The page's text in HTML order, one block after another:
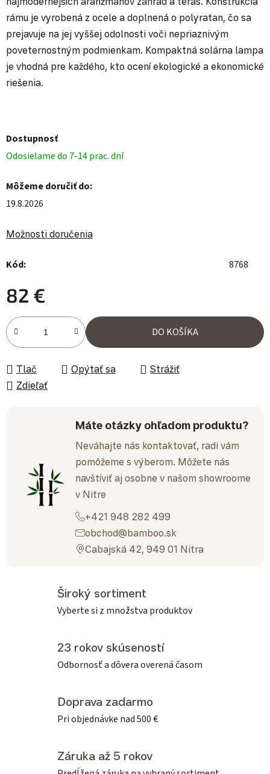
rámu je vyrobená z ocele a doplnená o polyratan, čo sa
prejavuje na jej vyššej odolnosti voči nepriaznivým
poveternostným podmienkam. Kompaktná solárna lampa
je vhodná pre každého, kto ocení ekologické a ekonomické
riešenia.
Dostupnosť
Odosielame do 7-14 prac. dní
Môžeme doručiť do:
19.8.2026
Možnosti doručenia
Kód: 8768
82 €
Jednotková cena:
DO KOŠÍKA
Tlač Opýtať sa
Strážiť
Zdieľať
Máte otázky ohľadom produktu?
Neváhajte nás kontaktovať, radi vám
pomôžeme s výberom. Môžete nás
navštíviť aj osobne v našom showroome
v Nitre
+421 948 282 499
obchod@bamboo.sk
Cabajská 42, 949 01 Nitra
Široký sortiment
Vyberte si z množstva produktov
23 rokov skúseností
Odbornosť a dôvera overená časom
Doprava zadarmo
Pri objednávke nad 500 €
Záruka až 5 rokov